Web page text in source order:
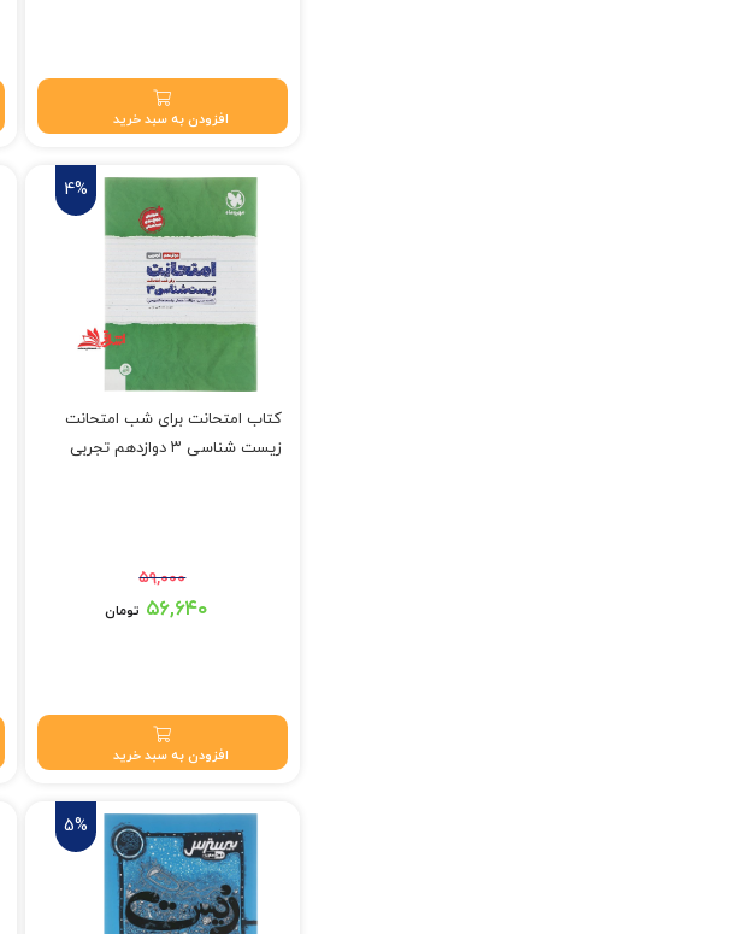
افزودن به سبد خرید
4%
کتاب امتحانت برای شب امتحانت
زیست شناسی ۳ دوازدهم تجربی
۵۹,۰۰۰
قیمت اصلی: ۵۹,۰۰۰ تومان بود.۵۶,۶۴۰ تومان
افزودن به سبد خرید
5%